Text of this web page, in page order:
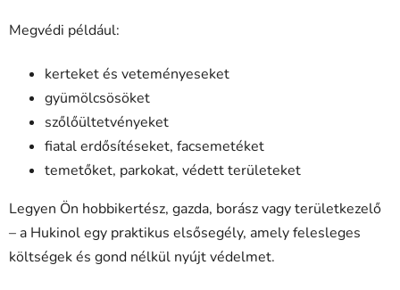
Megvédi például:
kerteket és veteményeseket
gyümölcsösöket
szőlőültetvényeket
fiatal erdősítéseket, facsemetéket
temetőket, parkokat, védett területeket
Legyen Ön hobbikertész, gazda, borász vagy területkezelő
– a Hukinol egy praktikus elsősegély, amely felesleges
költségek és gond nélkül nyújt védelmet.